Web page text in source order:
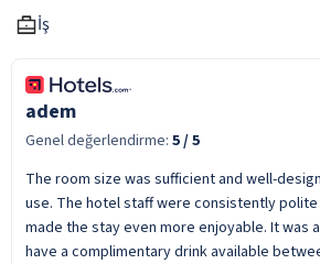
İş
adem
Genel değerlendirme: 5/ 5
The room size was sufficient and well-
use. The hotel staff were consistently polite
made the stay even more enjoyable. It was
have a complimentary drink available